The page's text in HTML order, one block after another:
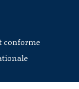
conforme